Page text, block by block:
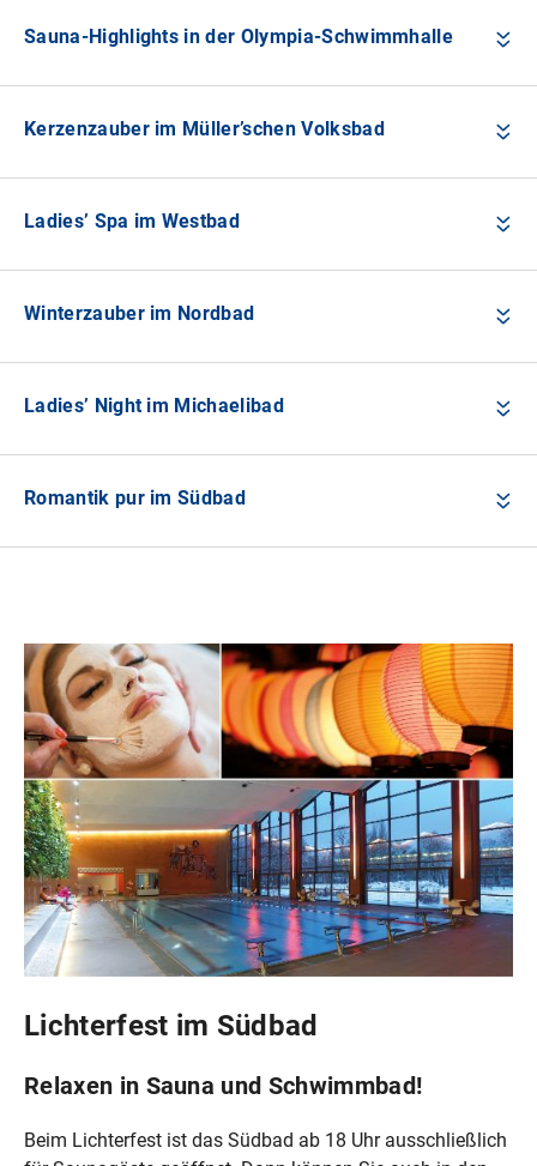
Sauna-Highlights in der Olympia-Schwimmhalle
Kerzenzauber im Müller’schen Volksbad
Ladies’ Spa im Westbad
Winterzauber im Nordbad
Ladies’ Night im Michaelibad
Romantik pur im Südbad
Lichterfest im Südbad
Relaxen in Sauna und Schwimmbad!
Beim Lichterfest ist das Südbad ab 18 Uhr ausschließlich